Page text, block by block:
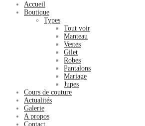
Accueil
Boutique
Types
Tout voir
Manteau
Vestes
Gilet
Robes
Pantalons
Mariage
Jupes
Cours de couture
Actualités
Galerie
A propos
Contact